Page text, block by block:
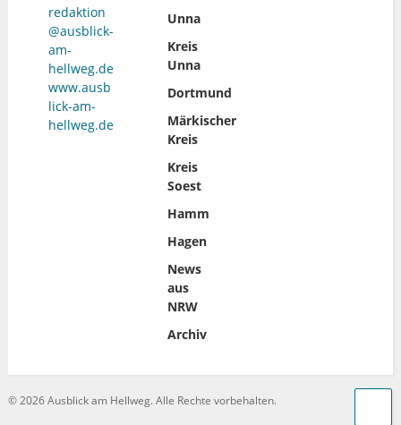
redaktion
@ausblick-
am-
hellweg.de
www.ausb
lick-am-
hellweg.de
Unna
Kreis
Unna
Dortmund
Märkischer
Kreis
Kreis
Soest
Hamm
Hagen
News
aus
NRW
Archiv
©2026 Ausblick am Hellweg. Alle Rechte vorbehalten.